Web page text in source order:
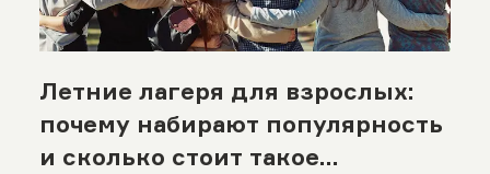
Летние лагеря для взрослых:
почему набирают популярность
и сколько стоит такое